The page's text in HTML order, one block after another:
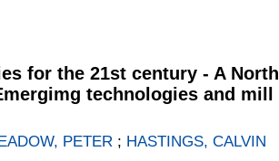
for the 21st century - A North
technologies and mill
PETER ; HASTINGS, CALVIN